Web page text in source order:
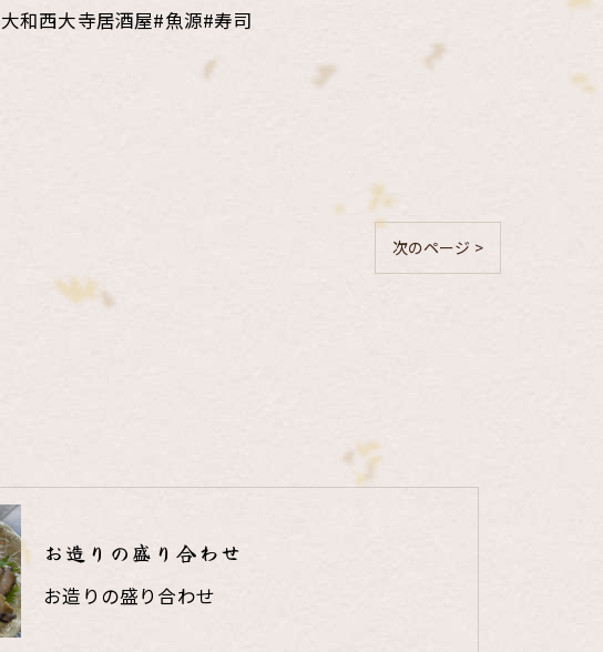
和西大寺居酒屋#魚源#寿司
次のページ >
お造りの盛り合わせ
お造りの盛り合わせ